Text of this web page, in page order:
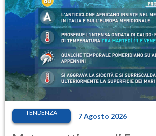
TENDENZA 7 Agosto 2026